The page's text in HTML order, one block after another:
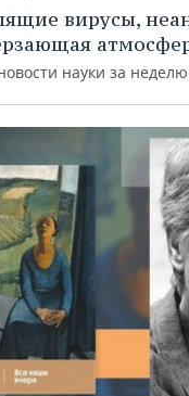
вирусы,
науки за неделю